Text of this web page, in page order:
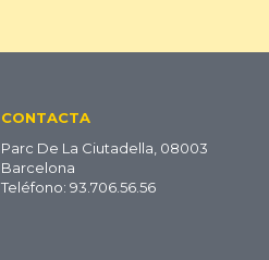
CONTACTA
Parc De La Ciutadella, 08003
Barcelona
Teléfono: 93.706.56.56